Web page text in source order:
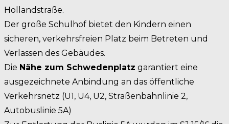
Hollandstraße.
Der große Schulhof bietet den Kindern einen
sicheren, verkehrsfreien Platz beim Betreten und
Verlassen des Gebäudes.
Die Nähe zum Schwedenplatz garantiert eine
ausgezeichnete Anbindung an das öffentliche
Verkehrsnetz (U1, U4, U2, Straßenbahnlinie 2,
Autobuslinie 5A)